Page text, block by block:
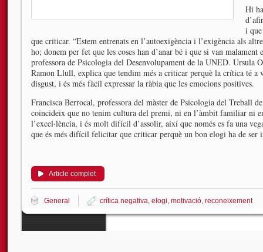
Hi
i
que criticar. “Estem entrenats en l’autoexigència i l’exigència als
ho; donem per fet que les coses han d’anar bé i que si van
professora de Psicologia del Desenvolupament de la UNED. Ursula
Ramon Llull, explica que tendim més a criticar perquè la crítica té a
disgust, i és més fàcil expressar la ràbia que les emocions positives.
Francisca Berrocal, professora del màster de Psicologia del Treball
coincideix que no tenim cultura del premi, ni en l’àmbit familiar ni
l’excel·lència, i és molt difícil d’assolir, així que només es fa una
que és més difícil felicitar que criticar perquè un bon elogi ha de
Article complet
General crítica negativa, elogi, motivació, reconeixement